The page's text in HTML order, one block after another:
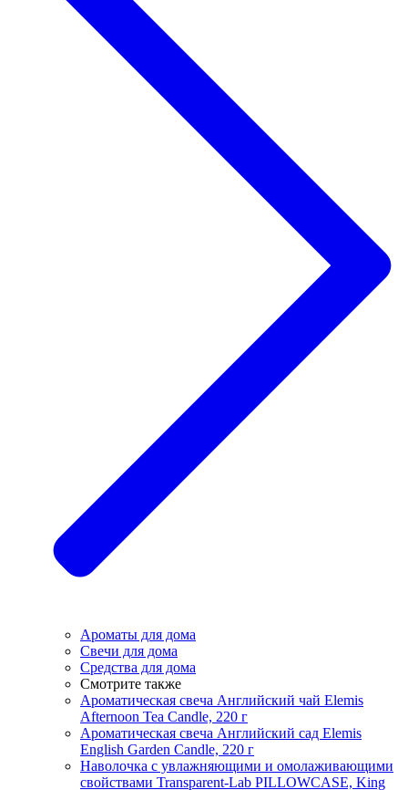
Ароматы для дома
Свечи для дома
Средства для дома
Смотрите также
Ароматическая свеча Английский чай Elemis
Afternoon Tea Candle, 220 г
Ароматическая свеча Английский сад Elemis
English Garden Candle, 220 г
Наволочка с увлажняющими и омолаживающими
свойствами Transparent-Lab PILLOWCASE, King